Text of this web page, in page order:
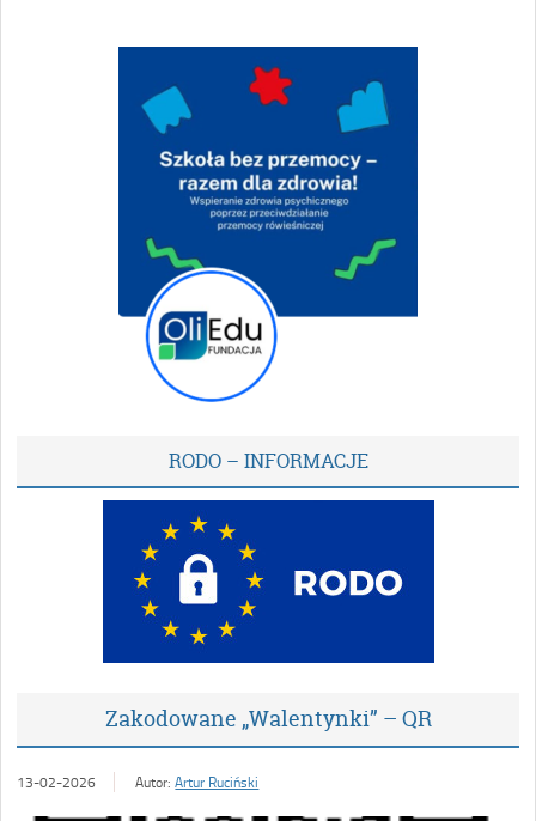
RODO – INFORMACJE
Zakodowane „Walentynki” – QR
13-02-2026 Autor:Artur Ruciński